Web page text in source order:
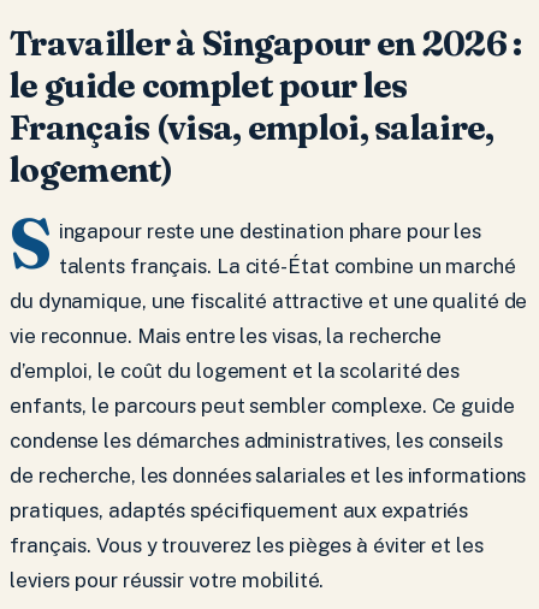
Travailler à Singapour en 2026 :
le guide complet pour les
Français (visa, emploi, salaire,
logement)
S ingapour reste une destination phare pour les
talents français. La cité-État combine un marché
du dynamique, une fiscalité attractive et une qualité de
vie reconnue. Mais entre les visas, la recherche
d’emploi, le coût du logement et la scolarité des
enfants, le parcours peut sembler complexe. Ce guide
condense les démarches administratives, les conseils
de recherche, les données salariales et les informations
pratiques, adaptés spécifiquement aux expatriés
français. Vous y trouverez les pièges à éviter et les
leviers pour réussir votre mobilité.